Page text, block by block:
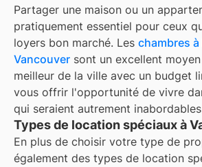
Partager une maison ou un
pratiquement essentiel pour ceux
loyers bon marché. Les chambres à
Vancouver sont un excellent
meilleur de la ville avec un budget
vous offrir l'opportunité de vivre
qui seraient autrement
Types de location spéciaux à
En plus de choisir votre type de
également des types de location